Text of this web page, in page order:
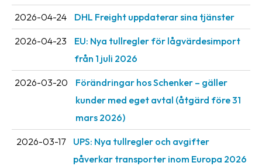
2026-04-24 DHL Freight uppdaterar sina tjänster
2026-04-23
EU: Nya tullregler för låg­värdesimport
från 1 juli 2026
2026-03-20
Förändringar hos Schenker – gäller
kunder med eget avtal (åtgärd före 31
mars 2026)
2026-03-17
UPS: Nya tullregler och avgifter
påverkar transporter inom Europa 2026